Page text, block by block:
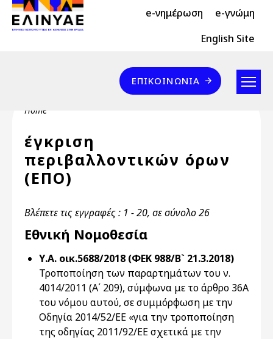
Skip to main content
Header Top 2 e-νημέρωση e-γνώμη
Header Top English Site
Επικοινωνία
ΕΠΙΚΟΙΝΩΝΊΑ
Breadcrumb
Home
έγκριση
περιβαλλοντικών όρων
(ΕΠΟ)
Βλέπετε τις εγγραφές : 1 - 20, σε σύνολο 26
Εθνική Νομοθεσία
Υ.Α. οικ.5688/2018 (ΦΕΚ 988/Β` 21.3.2018)
Τροποποίηση των παραρτημάτων του ν.
4014/2011 (Α΄ 209), σύμφωνα με το άρθρο 36Α
του νόμου αυτού, σε συμμόρφωση με την
Οδηγία 2014/52/ΕΕ «για την τροποποίηση
της οδηγίας 2011/92/ΕΕ σχετικά με την